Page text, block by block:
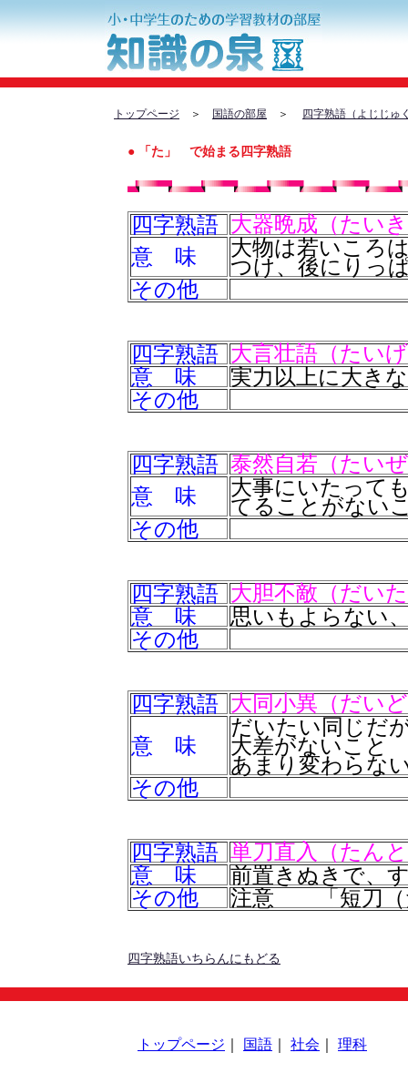
トップページ ＞ 国語の部屋 ＞ 四字熟語（よじじゅ
● 「た」 で始まる四字熟語
四字熟語 大器晩成（たい
意 味 大物は若いころ
つけ、後にりっ
その他
四字熟語 大言壮語（たい
意 味
実力以上に大き
その他
四字熟語 泰然自若（たい
意 味 大事にいたって
てることがない
その他
四字熟語 大胆不敵（だい
意 味
思いもよらない
その他
四字熟語 大同小異（だい
意 味
だいたい同じだ
大差がないこと
あまり変わらな
その他
四字熟語 単刀直入（たん
意 味
前置きぬきで、
その他
注意 「短刀（
四字熟語いちらんにもどる